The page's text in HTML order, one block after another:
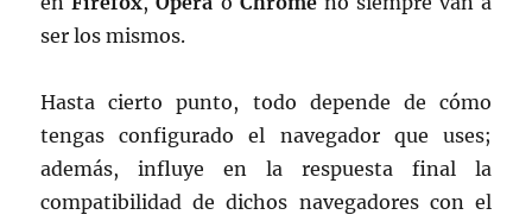
ser los mismos.
Hasta cierto punto, todo depende de cómo
tengas configurado el navegador que uses;
además, influye en la respuesta final la
compatibilidad de dichos navegadores con el